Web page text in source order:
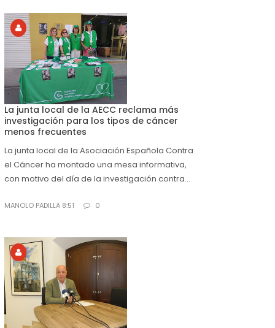
La junta local de la AECC reclama más
investigación para los tipos de cáncer
menos frecuentes
La junta local de la Asociación Española Contra
el Cáncer ha montado una mesa informativa,
con motivo del día de la investigación contra...
MANOLO PADILLA 8:51 0